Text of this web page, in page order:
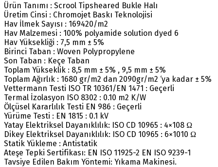
Ürün Tanımı : Scrool Tipsheared Bukle Halı
Üretim Cinsi : Chromojet Baskı Teknolojisi
Hav İlmek Sayısı : 169420/m2
Hav Malzemesi : 100% polyamide solution dyed 6
Hav Yüksekliği : 7,5 mm ± 5%
Birinci Taban : Woven Polypropylene
Son Taban : Keçe Taban
Toplam Yükseklik : 8,5 mm ± 5% , 9,5 mm ± 5%
Toplam Ağırlık : 1680 gr/m2 dan 2090gr/m2 ‘ya kadar ± 5%
Vettermann Testi ISO TR 10361/EN 1471 : Geçerli
Termal İzolasyon ISO 8302 : 0.10 m2 K/W
Ölçüsel Kararlılık Testi EN 986 : Geçerli
Yürüme Testi : EN 1815 : 0.1 kV
Yatay Elektriksel Dayanıklılık: ISO CD 10965 : 4×108 Ω
Dikey Elektriksel Dayanıklılık: ISO CD 10965 : 6×1010 Ω
Statik Yükleme : Antistatik
Ateşe Tepki Sertifikası: EN ISO 11925-2 EN ISO 9239-1
Tavsiye Edilen Bakım Yöntemi: Yıkama Makinesi.